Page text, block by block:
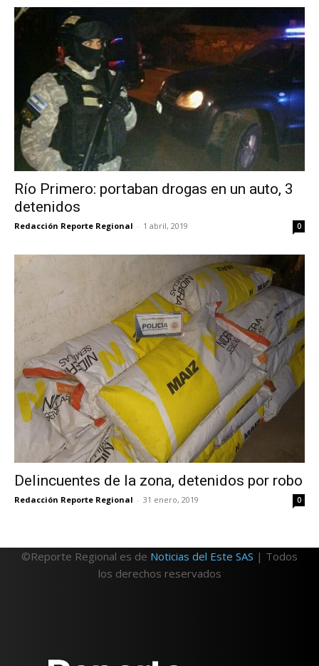
Río Primero: portaban drogas en un auto, 3
detenidos
Redacción Reporte Regional - 1 abril, 2019 0
Delincuentes de la zona, detenidos por robo
Redacción Reporte Regional - 31 enero, 2019 0
©Reporte Regional es de Noticias del Este SAS | Todos
los derechos reservados